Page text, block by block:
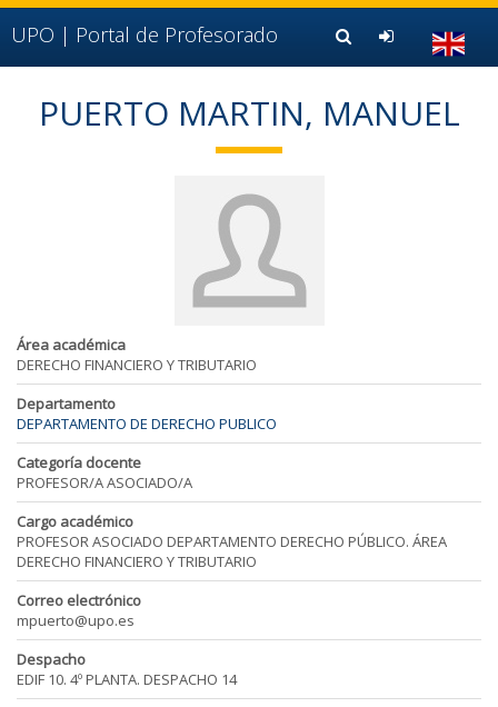
Ir al contenido principal de la página (alt + s)
Ir a la cabecera de la página (alt + c)
Ir al pie de la página (alt + p)
Ir al menú principal (alt + u)
UPO | Portal de Profesorado
PUERTO MARTIN, MANUEL
Área académica
DERECHO FINANCIERO Y TRIBUTARIO
Departamento
DEPARTAMENTO DE DERECHO PUBLICO
Categoría docente
PROFESOR/A ASOCIADO/A
Cargo académico
PROFESOR ASOCIADO DEPARTAMENTO DERECHO PÚBLICO. ÁREA
DERECHO FINANCIERO Y TRIBUTARIO
Correo electrónico
mpuerto@upo.es
Despacho
EDIF 10. 4º PLANTA. DESPACHO 14